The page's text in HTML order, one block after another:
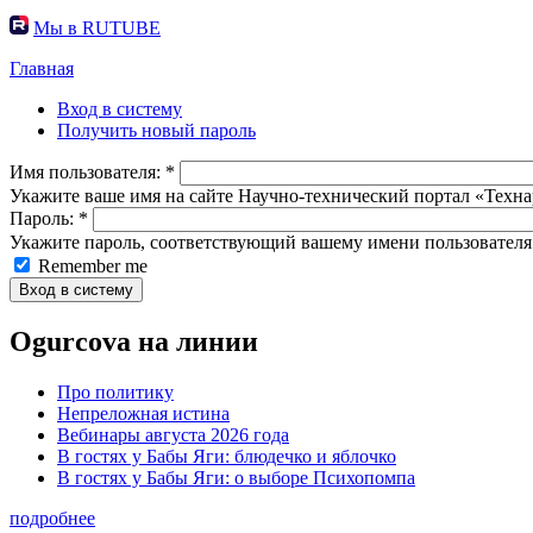
Мы в RUTUBE
Главная
Вход в систему
Получить новый пароль
Имя пользователя: *
Укажите ваше имя на сайте Научно-технический портал
Пароль: *
Укажите пароль, соответствующий вашему имени
Remember me
Ogurcova на линии
Про политику
Непреложная истина
Вебинары августа 2026 года
В гостях у Бабы Яги: блюдечко и яблочко
В гостях у Бабы Яги: о выборе Психопомпа
подробнее